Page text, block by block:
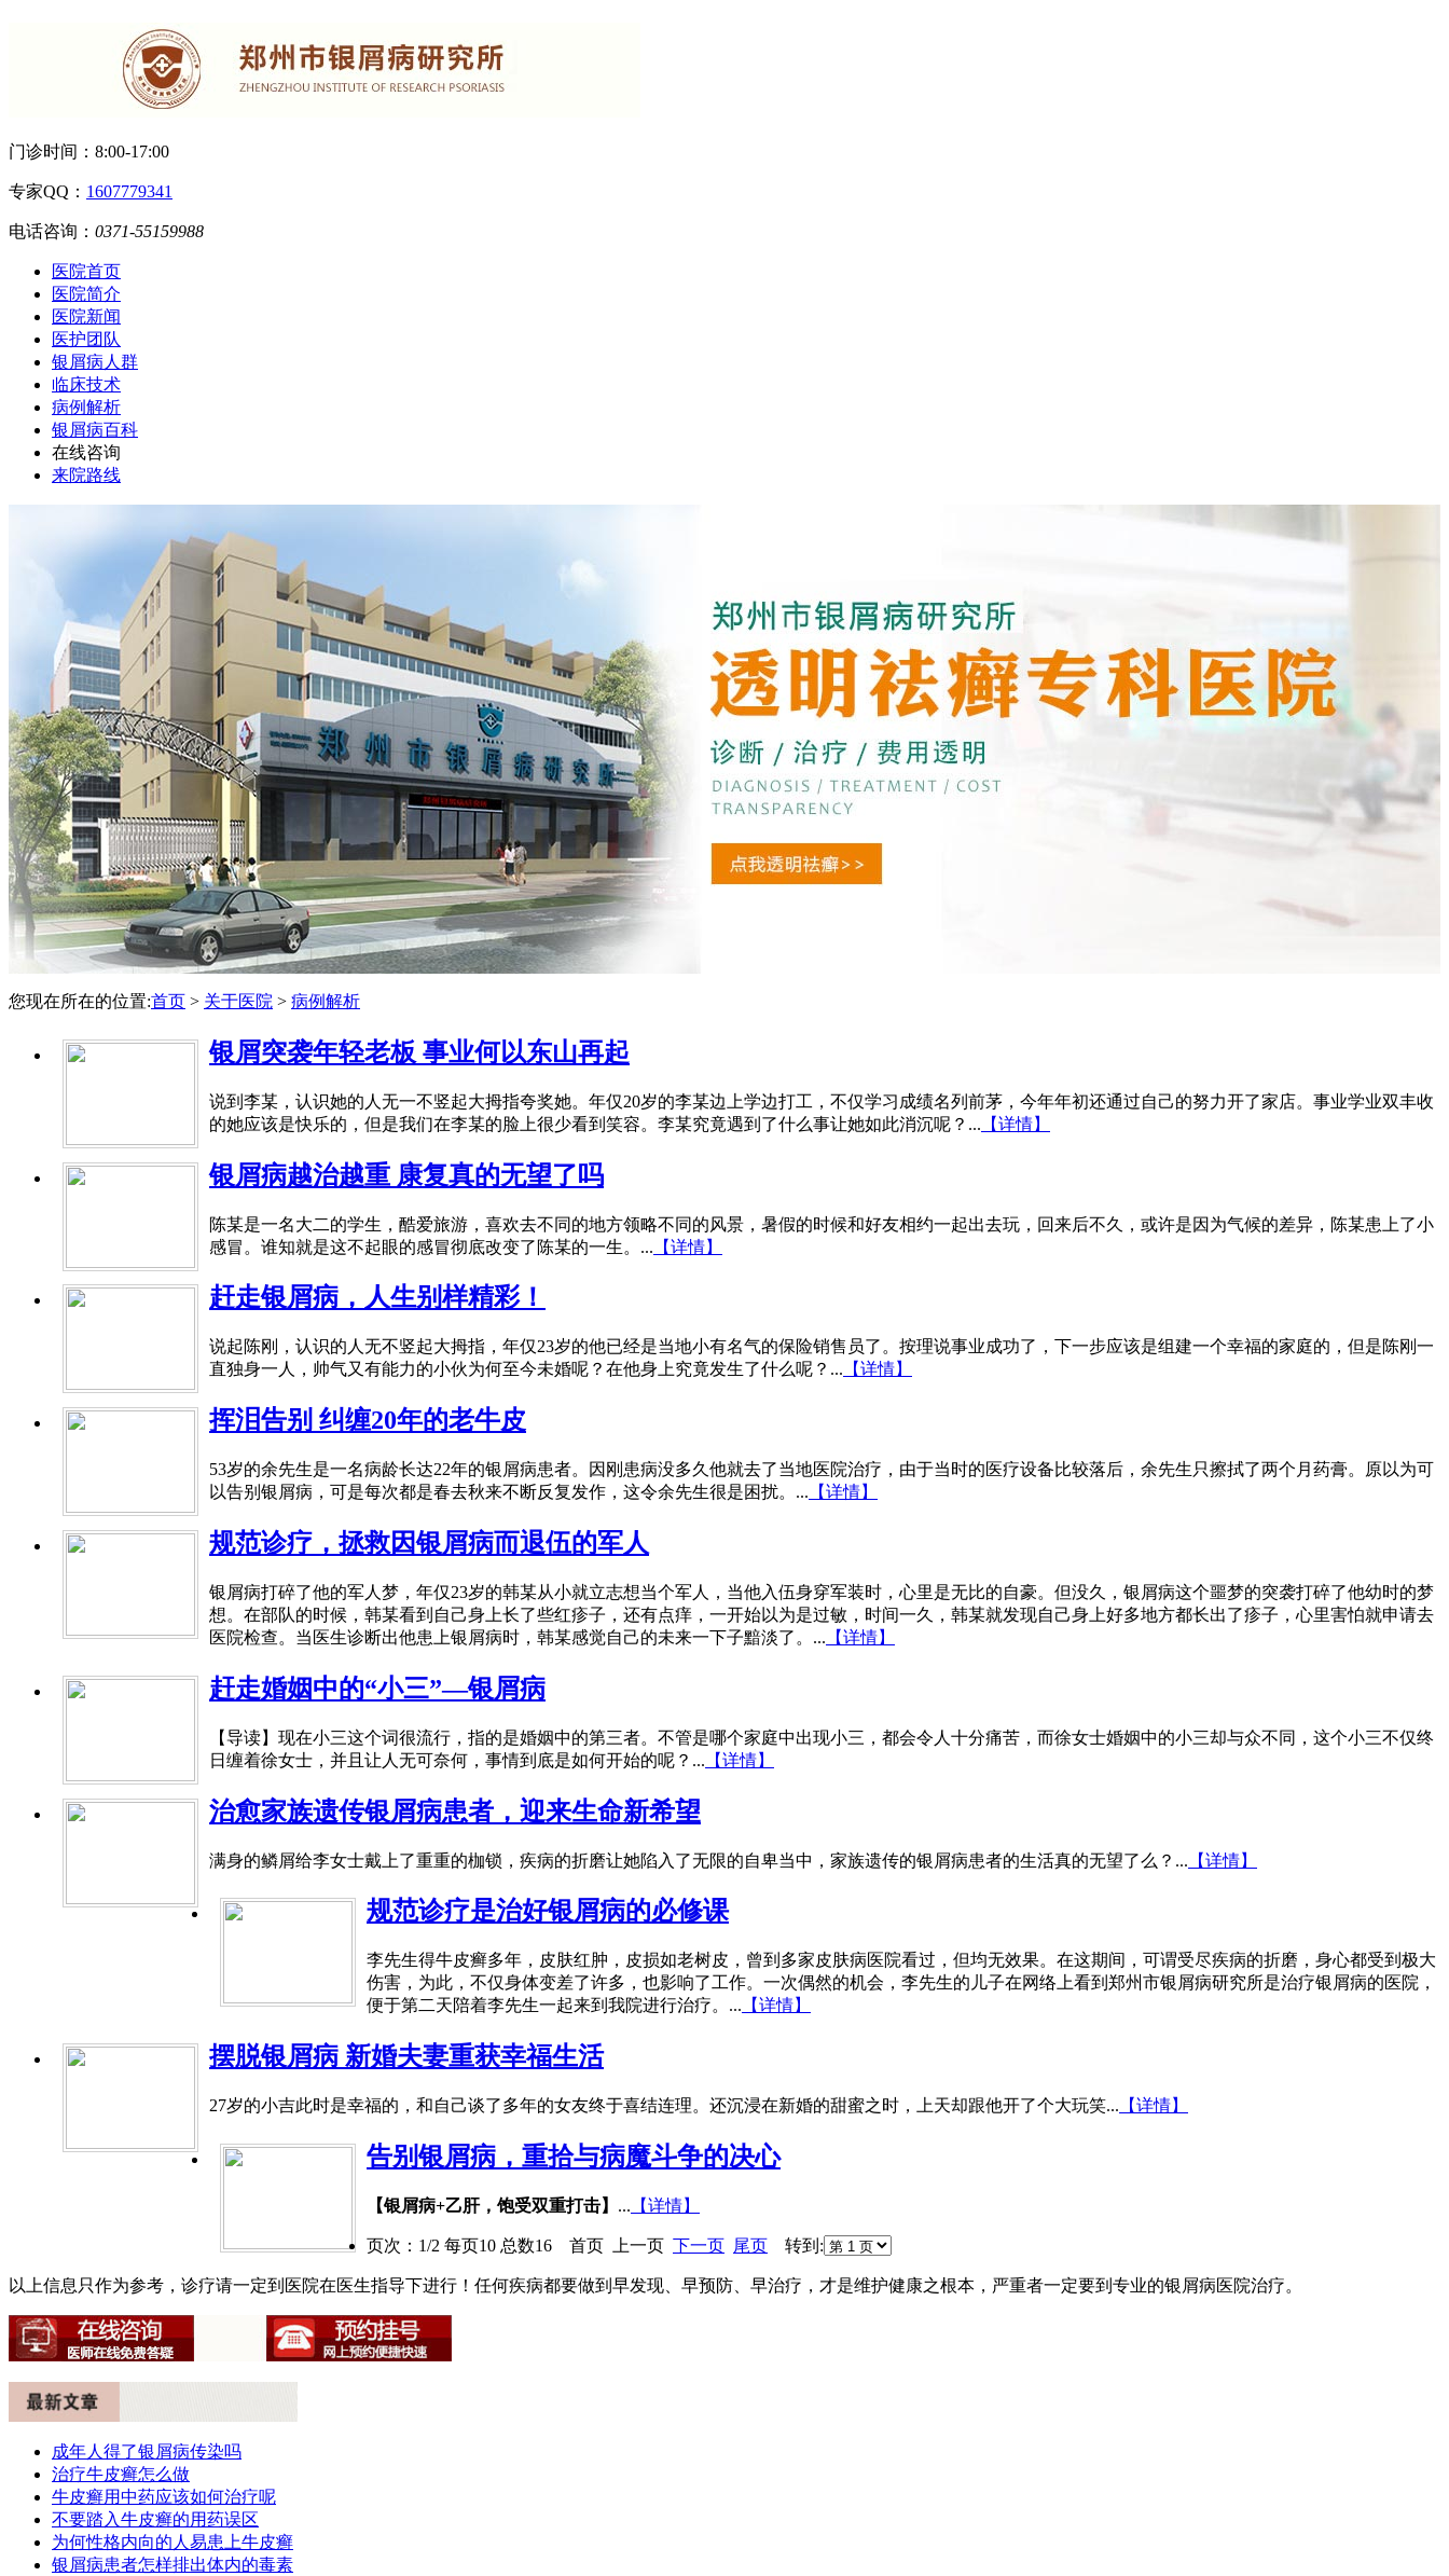
门诊时间： 8:00-17:00
专家QQ： 1607779341
电话咨询： 0371-55159988
医院首页
医院简介
医院新闻
医护团队
银屑病人群
临床技术
病例解析
银屑病百科
在线咨询
来院路线
您现在所在的位置:首页 > 关于医院 > 病例解析
银屑突袭年轻老板 事业何以东山再起
说到李某，认识她的人无一不竖起大拇指夸奖她。年仅20岁的李某边上学边打工，不仅学习成绩名列前茅，今年年初还通过自己的努力开了家店。事业学业双丰收
的她应该是快乐的，但是我们在李某的脸上很少看到笑容。李某究竟遇到了什么事让她如此消沉呢？... 【详情】
银屑病越治越重 康复真的无望了吗
陈某是一名大二的学生，酷爱旅游，喜欢去不同的地方领略不同的风景，暑假的时候和好友相约一起出去玩，回来后不久，或许是因为气候的差异，陈某患上了小
感冒。谁知就是这不起眼的感冒彻底改变了陈某的一生。... 【详情】
赶走银屑病，人生别样精彩！
说起陈刚，认识的人无不竖起大拇指，年仅23岁的他已经是当地小有名气的保险销售员了。按理说事业成功了，下一步应该是组建一个幸福的家庭的，但是陈刚一
直独身一人，帅气又有能力的小伙为何至今未婚呢？在他身上究竟发生了什么呢？... 【详情】
挥泪告别 纠缠20年的老牛皮
53岁的余先生是一名病龄长达22年的银屑病患者。因刚患病没多久他就去了当地医院治疗，由于当时的医疗设备比较落后，余先生只擦拭了两个月药膏。原以为可
以告别银屑病，可是每次都是春去秋来不断反复发作，这令余先生很是困扰。... 【详情】
规范诊疗，拯救因银屑病而退伍的军人
银屑病打碎了他的军人梦，年仅23岁的韩某从小就立志想当个军人，当他入伍身穿军装时，心里是无比的自豪。但没久，银屑病这个噩梦的突袭打碎了他幼时的梦
想。在部队的时候，韩某看到自己身上长了些红疹子，还有点痒，一开始以为是过敏，时间一久，韩某就发现自己身上好多地方都长出了疹子，心里害怕就申请去
医院检查。当医生诊断出他患上银屑病时，韩某感觉自己的未来一下子黯淡了。... 【详情】
赶走婚姻中的“小三”—银屑病
【导读】现在小三这个词很流行，指的是婚姻中的第三者。不管是哪个家庭中出现小三，都会令人十分痛苦，而徐女士婚姻中的小三却与众不同，这个小三不仅终
日缠着徐女士，并且让人无可奈何，事情到底是如何开始的呢？... 【详情】
治愈家族遗传银屑病患者，迎来生命新希望
满身的鳞屑给李女士戴上了重重的枷锁，疾病的折磨让她陷入了无限的自卑当中，家族遗传的银屑病患者的生活真的无望了么？... 【详情】
规范诊疗是治好银屑病的必修课
李先生得牛皮癣多年，皮肤红肿，皮损如老树皮，曾到多家皮肤病医院看过，但均无效果。在这期间，可谓受尽疾病的折磨，身心都受到极大
伤害，为此，不仅身体变差了许多，也影响了工作。一次偶然的机会，李先生的儿子在网络上看到郑州市银屑病研究所是治疗银屑病的医院，
便于第二天陪着李先生一起来到我院进行治疗。... 【详情】
摆脱银屑病 新婚夫妻重获幸福生活
27岁的小吉此时是幸福的，和自己谈了多年的女友终于喜结连理。还沉浸在新婚的甜蜜之时，上天却跟他开了个大玩笑... 【详情】
告别银屑病，重拾与病魔斗争的决心
【银屑病+乙肝，饱受双重打击】 ... 【详情】
页次：1/2 每页10 总数16 首页 上一页 下一页 尾页 转到:
以上信息只作为参考，诊疗请一定到医院在医生指导下进行！任何疾病都要做到早发现、早预防、早治疗，才是维护健康之根本，严重者一定要到专业的银屑病医院治疗。
成年人得了银屑病传染吗
治疗牛皮癣怎么做
牛皮癣用中药应该如何治疗呢
不要踏入牛皮癣的用药误区
为何性格内向的人易患上牛皮癣
银屑病患者怎样排出体内的毒素